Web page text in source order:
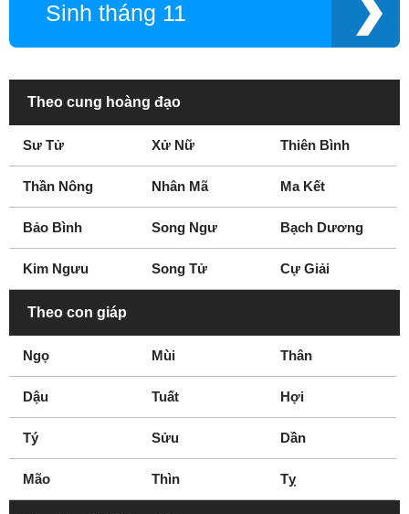
Sinh tháng 11
Theo cung hoàng đạo
Sư Tử Xử Nữ Thiên Bình
Thần Nông Nhân Mã Ma Kết
Bảo Bình Song Ngư Bạch Dương
Kim Ngưu Song Tử Cự Giải
Theo con giáp
Ngọ Mùi Thân
Dậu Tuất Hợi
Tý Sửu Dần
Mão Thìn Tỵ